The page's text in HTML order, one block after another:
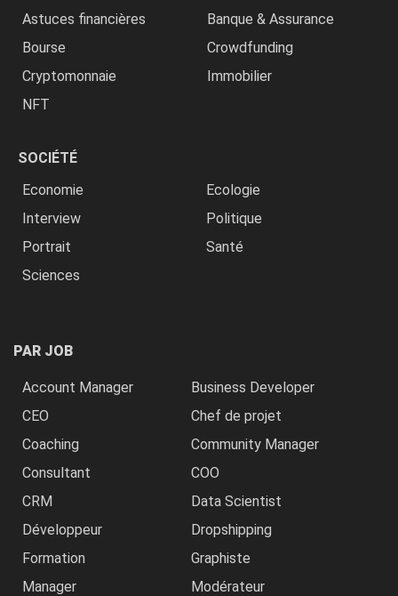
Astuces financières
Banque & Assurance
Bourse
Crowdfunding
Cryptomonnaie
Immobilier
NFT
SOCIÉTÉ
Economie
Ecologie
Interview
Politique
Portrait
Santé
Sciences
PAR JOB
Account Manager
Business Developer
CEO
Chef de projet
Coaching
Community Manager
Consultant
COO
CRM
Data Scientist
Développeur
Dropshipping
Formation
Graphiste
Manager
Modérateur